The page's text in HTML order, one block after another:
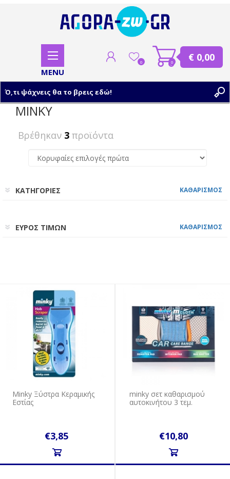
ΣΥΝΔΕΣΗ
0 0 € 0,00
MINKY
Βρέθηκαν 3 προϊόντα
ΚΑΤΗΓΟΡΙΕΣ ΚΑΘΑΡΙΣΜΟΣ
ΕΥΡΟΣ ΤΙΜΩΝ ΚΑΘΑΡΙΣΜΟΣ
Μinky Ξύστρα Κεραμικής
Εστίας
€3,85
minky σετ καθαρισμού
αυτοκινήτου 3 τεμ.
€10,80